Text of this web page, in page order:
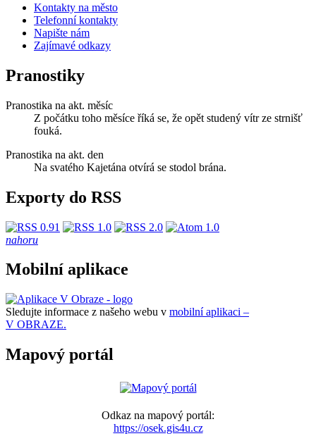
Kontakty na město
Telefonní kontakty
Napište nám
Zajímavé odkazy
Pranostiky
Pranostika na akt. měsíc
Z počátku toho měsíce říká se, že opět studený vítr ze strnišť
fouká.
Pranostika na akt. den
Na svatého Kajetána otvírá se stodol brána.
Exporty do RSS
nahoru
Mobilní aplikace
Sledujte informace z našeho webu v mobilní aplikaci –
V OBRAZE.
Mapový portál
Odkaz na mapový portál:
https://osek.gis4u.cz